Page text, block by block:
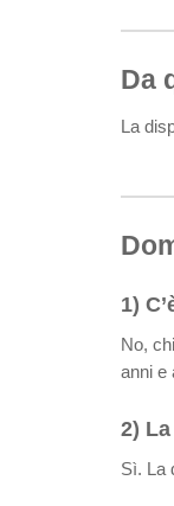
Da
La
1)
No,
anni e
2)
Sì. La